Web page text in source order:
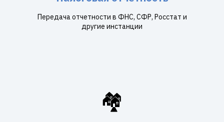
Передача отчетности в ФНС, СФР, Росстат и
другие инстанции
🏘️